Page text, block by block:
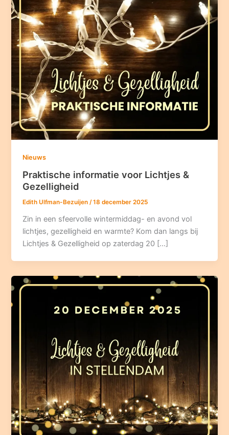
Nieuws
Praktische informatie voor Lichtjes &
Gezelligheid
Edith Ulfman-Bezuijen/18 december 2025
Zin in een sfeervolle wintermiddag- en avond vol
lichtjes, gezelligheid en warmte? Kom dan langs bij
Lichtjes & Gezelligheid op zaterdag 20 […]